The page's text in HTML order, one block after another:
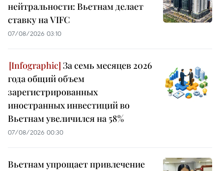
нейтральности: Вьетнам делает
ставку на VIFC
07/08/2026 03:10
За семь месяцев 2026
года общий объем
зарегистрированных
иностранных инвестиций во
Вьетнам увеличился на 58%
07/08/2026 00:30
Вьетнам упрощает привлечение